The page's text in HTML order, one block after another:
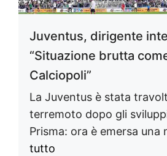
Juventus, dirigente
“Situazione brutta
Calciopoli”
La Juventus è stata
terremoto dopo gli
Prisma: ora è emersa una
tutto